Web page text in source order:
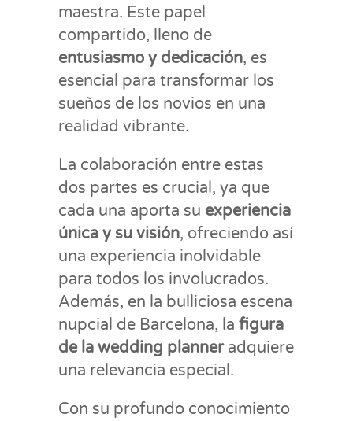
maestra. Este papel
compartido, lleno de
entusiasmo y dedicación, es
esencial para transformar los
sueños de los novios en una
realidad vibrante.
La colaboración entre estas
dos partes es crucial, ya que
cada una aporta su experiencia
única y su visión, ofreciendo así
una experiencia inolvidable
para todos los involucrados.
Además, en la bulliciosa escena
nupcial de Barcelona, la figura
de la wedding planneradquiere
una relevancia especial.
Con su profundo conocimiento